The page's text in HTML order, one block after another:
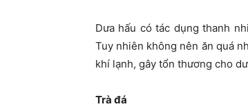
Dưa hấu có tác dụng thanh
Tuy nhiên không nên ăn quá
khí lạnh, gây tổn thương cho
Trà đá